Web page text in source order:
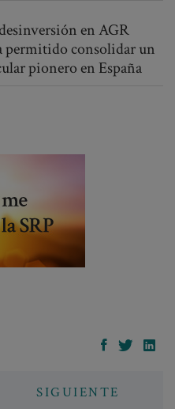
en AGR
permitido consolidar un
pionero en España
SIGUIENTE